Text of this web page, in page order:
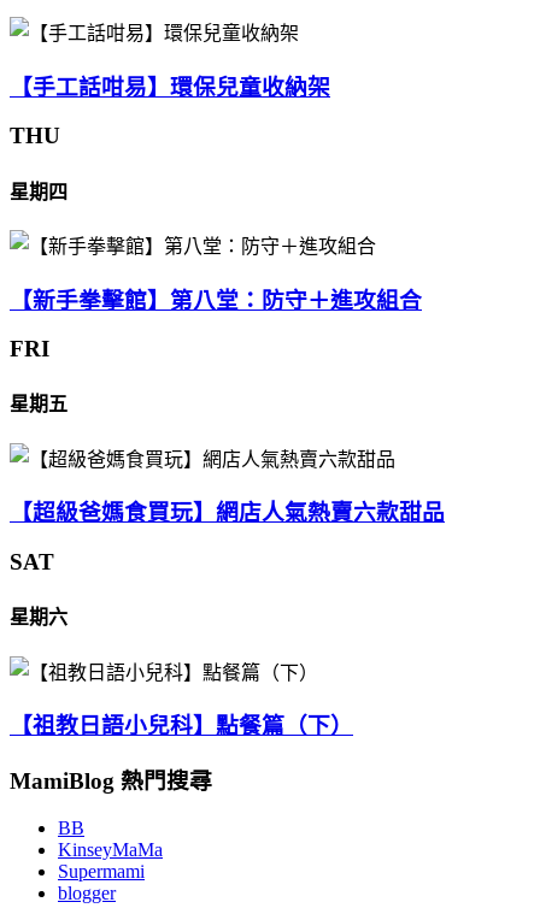
【手工話咁易】環保兒童收納架
THU
星期四
【新手拳擊館】第八堂：防守＋進攻組合
FRI
星期五
【超級爸媽食買玩】網店人氣熱賣六款甜品
SAT
星期六
【祖教日語小兒科】點餐篇（下）
MamiBlog 熱門搜尋
BB
KinseyMaMa
Supermami
blogger